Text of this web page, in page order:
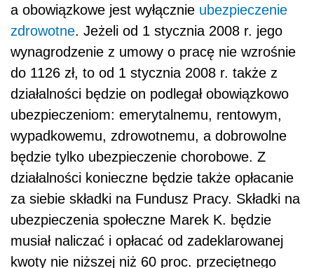
a obowiązkowe jest wyłącznie ubezpieczenie
zdrowotne. Jeżeli od 1 stycznia 2008 r. jego
wynagrodzenie z umowy o pracę nie wzrośnie
do 1126 zł, to od 1 stycznia 2008 r. także z
działalności będzie on podlegał obowiązkowo
ubezpieczeniom: emerytalnemu, rentowym,
wypadkowemu, zdrowotnemu, a dobrowolne
będzie tylko ubezpieczenie chorobowe. Z
działalności konieczne będzie także opłacanie
za siebie składki na Fundusz Pracy. Składki na
ubezpieczenia społeczne Marek K. będzie
musiał naliczać i opłacać od zadeklarowanej
kwoty nie niższej niż 60 proc. przeciętnego